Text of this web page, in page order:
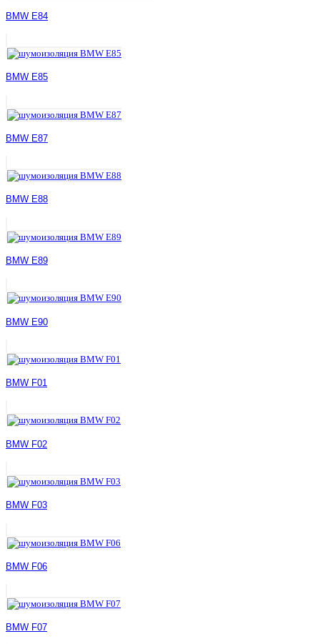
BMW E84
BMW E85
BMW E87
BMW E88
BMW E89
BMW E90
BMW F01
BMW F02
BMW F03
BMW F06
BMW F07